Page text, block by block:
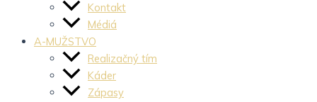
Kontakt
Médiá
A-MUŽSTVO
Realizačný tím
Káder
Zápasy